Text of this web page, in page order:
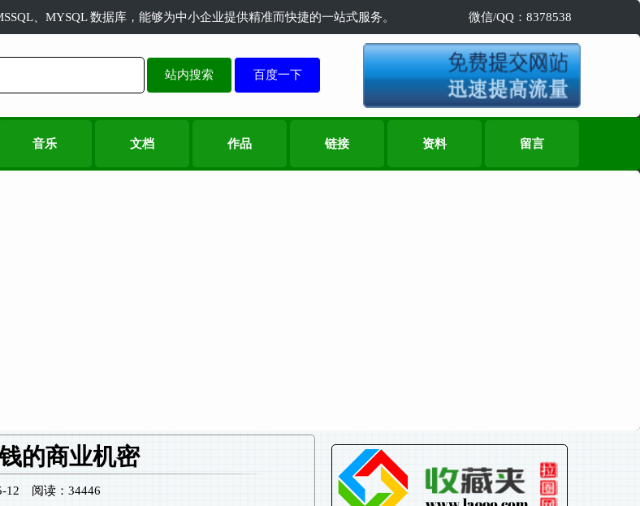
、MYSQL 数据库，能够为中小企业提供精准而快捷的一站式服务。 微信/QQ：8378538
站内搜索
音乐 文档 作品 链接 资料 留言
的商业机密
12 阅读：34446